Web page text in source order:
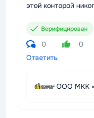
этой конторой
Верифицирован
0 0
Ответить
ООО МКК